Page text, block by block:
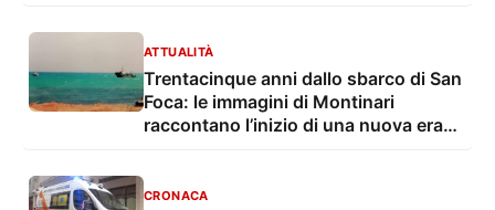
ATTUALITÀ
Trentacinque anni dallo sbarco di San
Foca: le immagini di Montinari
raccontano l’inizio di una nuova era
CRONACA